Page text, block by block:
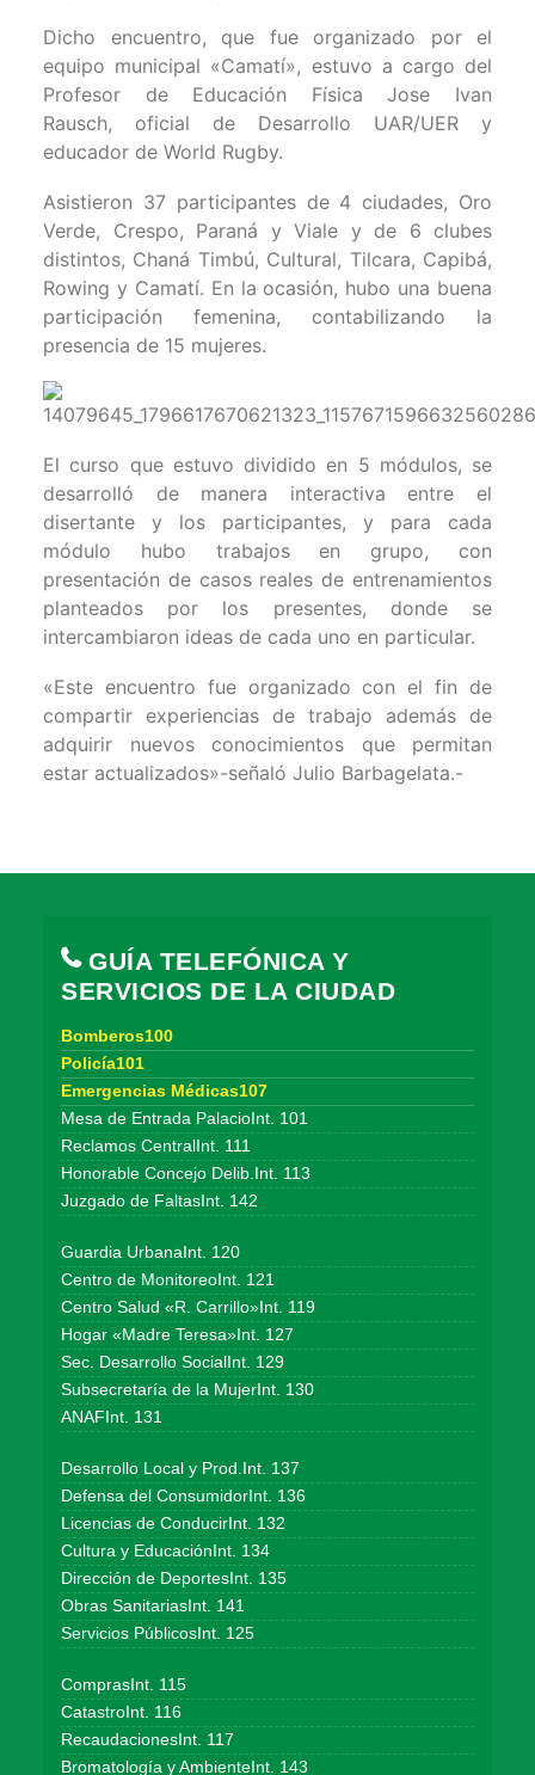
Dicho encuentro, que fue organizado por el
equipo municipal «Camatí», estuvo a cargo del
Profesor de Educación Física Jose Ivan
Rausch, oficial de Desarrollo UAR/UER y
educador de World Rugby.
Asistieron 37 participantes de 4 ciudades, Oro
Verde, Crespo, Paraná y Viale y de 6 clubes
distintos, Chaná Timbú, Cultural, Tilcara, Capibá,
Rowing y Camatí. En la ocasión, hubo una buena
participación femenina, contabilizando la
presencia de 15 mujeres.
El curso que estuvo dividido en 5 módulos, se
desarrolló de manera interactiva entre el
disertante y los participantes, y para cada
módulo hubo trabajos en grupo, con
presentación de casos reales de entrenamientos
planteados por los presentes, donde se
intercambiaron ideas de cada uno en particular.
«Este encuentro fue organizado con el fin de
compartir experiencias de trabajo además de
adquirir nuevos conocimientos que permitan
estar actualizados»-señaló Julio Barbagelata.-
GUÍA TELEFÓNICA Y
SERVICIOS DE LA CIUDAD
Bomberos100
Policía101
Emergencias Médicas107
Mesa de Entrada PalacioInt. 101
Reclamos CentralInt. 111
Honorable Concejo Delib.Int. 113
Juzgado de FaltasInt. 142
Guardia UrbanaInt. 120
Centro de MonitoreoInt. 121
Centro Salud «R. Carrillo»Int. 119
Hogar «Madre Teresa»Int. 127
Sec. Desarrollo SocialInt. 129
Subsecretaría de la MujerInt. 130
ANAFInt. 131
Desarrollo Local y Prod.Int. 137
Defensa del ConsumidorInt. 136
Licencias de ConducirInt. 132
Cultura y EducaciónInt. 134
Dirección de DeportesInt. 135
Obras SanitariasInt. 141
Servicios PúblicosInt. 125
ComprasInt. 115
CatastroInt. 116
RecaudacionesInt. 117
Bromatología y AmbienteInt. 143